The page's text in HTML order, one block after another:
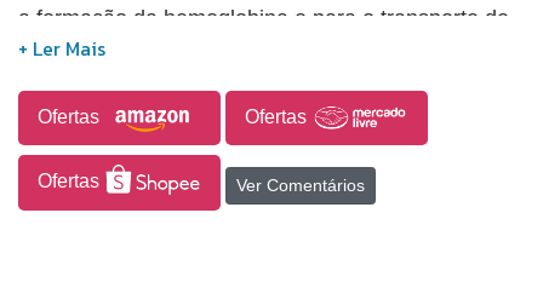
a formação da hemoglobina e para o transporte de
oxigênio no organismo, enquanto a vitamina C
síntese de colágeno, a ação antioxidante e o
funcionamento normal do sistema imune. O
consumo deve seguir as orientações do rótulo e de
um profissional de saúde, especialmente em casos
Ofertas Ofertas
Ofertas Ver Comentários